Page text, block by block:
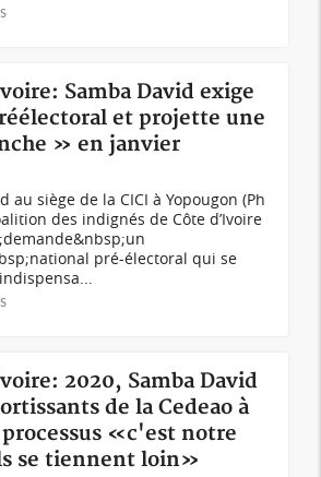
Samba David exige
et projette une
» en janvier
au siège de la CICI à Yopougon (Ph
des indignés de Côte d’Ivoire
pré-électoral qui se
2020, Samba David
de la Cedeao à
«c'est notre
se tiennent loin»